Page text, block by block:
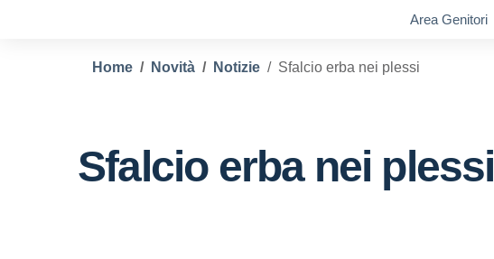
Area Genitori
Home Novità Notizie Sfalcio erba nei plessi
Sfalcio erba nei plessi